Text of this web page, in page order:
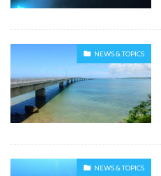
NEWS & TOPICS
NEWS & TOPICS